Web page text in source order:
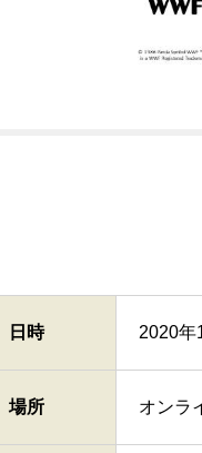
日時 2020年
場所 オンラ